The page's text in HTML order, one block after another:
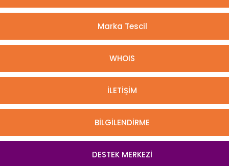
Marka Tescil
WHOIS
İLETİŞİM
BİLGİLENDİRME
DESTEK MERKEZİ